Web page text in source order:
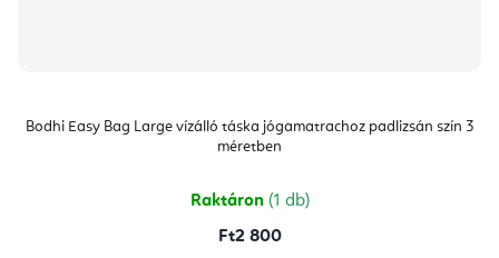
Bodhi Easy Bag Large vízálló táska jógamatrachoz padlizsán szín 3
méretben
Raktáron (1 db)
Ft2 800